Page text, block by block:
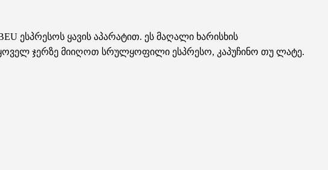
ესპრესოს ყავის აპარატით. ეს მაღალი ხარისხის
ჯერზე მიიღოთ სრულყოფილი ესპრესო, კაპუჩინო თუ ლატე.